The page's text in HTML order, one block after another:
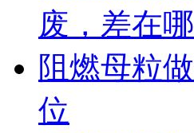
废，差在
阻燃母粒
位